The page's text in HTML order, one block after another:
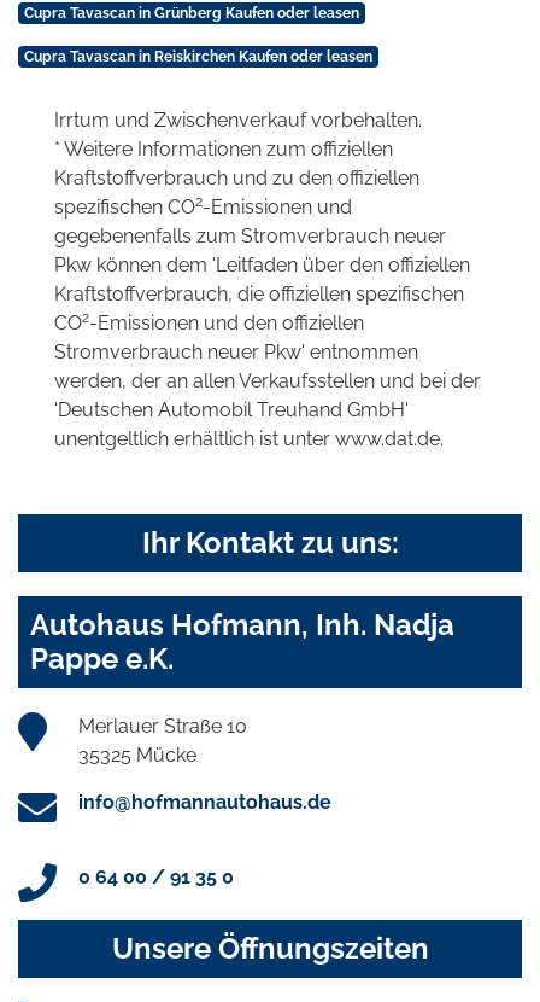
Cupra Tavascan in Grünberg Kaufen oder leasen
Cupra Tavascan in Reiskirchen Kaufen oder leasen
Irrtum und Zwischenverkauf vorbehalten.
* Weitere Informationen zum offiziellen
Kraftstoffverbrauch und zu den offiziellen
spezifischen CO2-Emissionen und
gegebenenfalls zum Stromverbrauch neuer
Pkw können dem 'Leitfaden über den offiziellen
Kraftstoffverbrauch, die offiziellen spezifischen
CO2-Emissionen und den offiziellen
Stromverbrauch neuer Pkw' entnommen
werden, der an allen Verkaufsstellen und bei der
'Deutschen Automobil Treuhand GmbH'
unentgeltlich erhältlich ist unter www.dat.de.
Ihr Kontakt zu uns:
Autohaus Hofmann, Inh. Nadja
Pappe e.K.
Merlauer Straße 10
35325 Mücke
info@hofmannautohaus.de
0 64 00 / 91 35 0
Unsere Öffnungszeiten